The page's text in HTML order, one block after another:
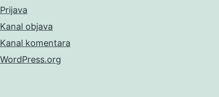
Prijava
Kanal objava
Kanal komentara
WordPress.org